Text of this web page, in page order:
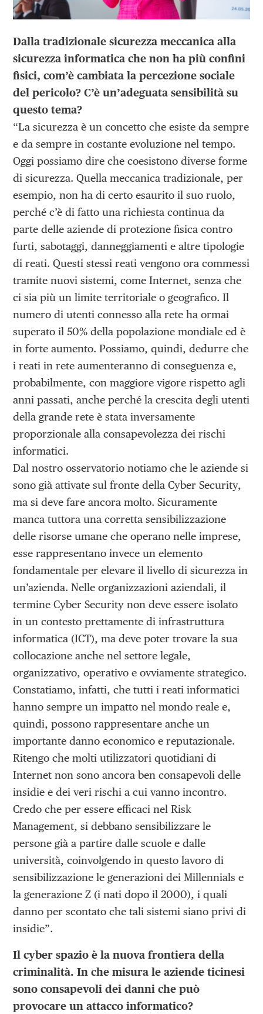
Dalla tradizionale sicurezza meccanica alla
sicurezza informatica che non ha più confini
fisici, com’è cambiata la percezione sociale
del pericolo? C’è un’adeguata sensibilità su
questo tema?
“La sicurezza è un concetto che esiste da sempre
e da sempre in costante evoluzione nel tempo.
Oggi possiamo dire che coesistono diverse forme
di sicurezza. Quella meccanica tradizionale, per
esempio, non ha di certo esaurito il suo ruolo,
perché c’è di fatto una richiesta continua da
parte delle aziende di protezione fisica contro
furti, sabotaggi, danneggiamenti e altre tipologie
di reati. Questi stessi reati vengono ora commessi
tramite nuovi sistemi, come Internet, senza che
ci sia più un limite territoriale o geografico. Il
numero di utenti connesso alla rete ha ormai
superato il 50% della popolazione mondiale ed è
in forte aumento. Possiamo, quindi, dedurre che
i reati in rete aumenteranno di conseguenza e,
probabilmente, con maggiore vigore rispetto agli
anni passati, anche perché la crescita degli utenti
della grande rete è stata inversamente
proporzionale alla consapevolezza dei rischi
informatici.
Dal nostro osservatorio notiamo che le aziende si
sono già attivate sul fronte della Cyber Security,
ma si deve fare ancora molto. Sicuramente
manca tuttora una corretta sensibilizzazione
delle risorse umane che operano nelle imprese,
esse rappresentano invece un elemento
fondamentale per elevare il livello di sicurezza in
un’azienda. Nelle organizzazioni aziendali, il
termine Cyber Security non deve essere isolato
in un contesto prettamente di infrastruttura
informatica (ICT), ma deve poter trovare la sua
collocazione anche nel settore legale,
organizzativo, operativo e ovviamente strategico.
Constatiamo, infatti, che tutti i reati informatici
hanno sempre un impatto nel mondo reale e,
quindi, possono rappresentare anche un
importante danno economico e reputazionale.
Ritengo che molti utilizzatori quotidiani di
Internet non sono ancora ben consapevoli delle
insidie e dei veri rischi a cui vanno incontro.
Credo che per essere efficaci nel Risk
Management, si debbano sensibilizzare le
persone già a partire dalle scuole e dalle
università, coinvolgendo in questo lavoro di
sensibilizzazione le generazioni dei Millennials e
la generazione Z (i nati dopo il 2000), i quali
danno per scontato che tali sistemi siano privi di
insidie”.
Il cyber spazio è la nuova frontiera della
criminalità. In che misura le aziende ticinesi
sono consapevoli dei danni che può
provocare un attacco informatico?